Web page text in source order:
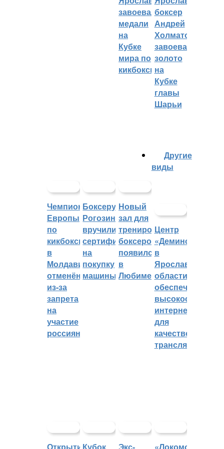
завоевали
медали
на
Кубке
мира по
кикбоксингу
боксер
Андрей
Холматов
завоевал
золото
на
Кубке
главы
Шарьи
Чемпионат
Европы
по
кикбоксингу
в
Молдавии
отменён
из-за
запрета
на
участие
россиян
Боксеру
Рогозину
вручили
сертификат
на
покупку
машины
Новый
зал для
тренировок
боксеров
появился
в
Любиме
Другие
виды
Центр
«Демино»
в
Ярославской
области
обеспечивают
интернетом
для
качественных
трансляций